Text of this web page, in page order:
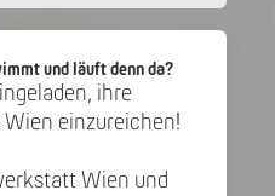
und läuft denn da?
ihre
einzureichen!
Wien und